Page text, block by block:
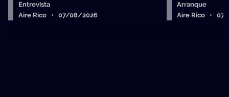
Entrevista
Aire Rico • 07/08/2026
Arranque
Aire Rico •